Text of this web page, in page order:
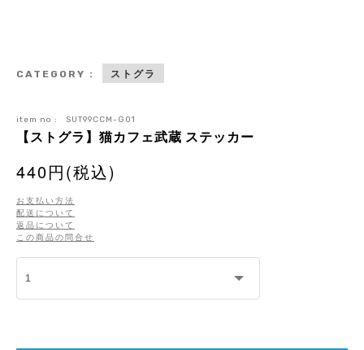
CATEGORY : ストグラ
item no : SUT99CCM-G01
【ストグラ】猫カフェ武蔵 ステッカー
440円(税込)
お支払い方法
配送について
返品について
この商品の問合せ